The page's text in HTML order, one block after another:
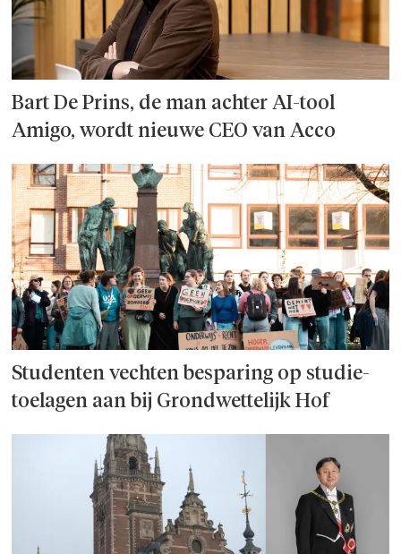
Bart De Prins, de man achter AI-tool
Amigo, wordt nieuwe CEO van Acco
Studenten vechten besparing op studie­
toelagen aan bij Grondwettelijk Hof